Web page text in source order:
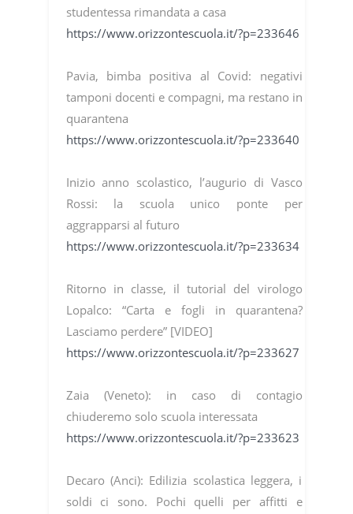
studentessa rimandata a casa
https://www.orizzontescuola.it/?p=233646
Pavia, bimba positiva al Covid: negativi
tamponi docenti e compagni, ma restano in
quarantena
https://www.orizzontescuola.it/?p=233640
Inizio anno scolastico, l’augurio di Vasco
Rossi: la scuola unico ponte per
aggrapparsi al futuro
https://www.orizzontescuola.it/?p=233634
Ritorno in classe, il tutorial del virologo
Lopalco: “Carta e fogli in quarantena?
Lasciamo perdere” [VIDEO]
https://www.orizzontescuola.it/?p=233627
Zaia (Veneto): in caso di contagio
chiuderemo solo scuola interessata
https://www.orizzontescuola.it/?p=233623
Decaro (Anci): Edilizia scolastica leggera, i
soldi ci sono. Pochi quelli per affitti e